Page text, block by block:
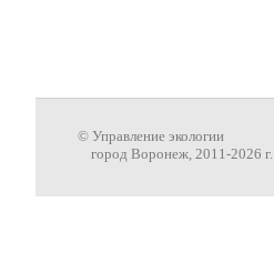
© Управление экологии
город Воронеж, 2011-2026 г.